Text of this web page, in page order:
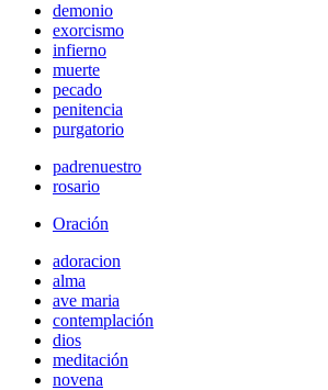
demonio
exorcismo
infierno
muerte
pecado
penitencia
purgatorio
padrenuestro
rosario
Oración
adoracion
alma
ave maria
contemplación
dios
meditación
novena